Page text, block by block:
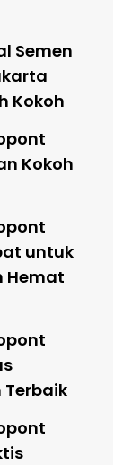
Semen
Kokoh
Kokoh
untuk
Hemat
Terbaik